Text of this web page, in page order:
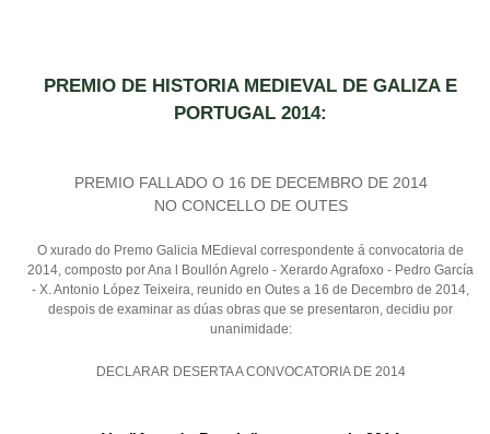
PREMIO DE HISTORIA MEDIEVAL DE GALIZA E
PORTUGAL 2014:
PREMIO FALLADO O 16 DE DECEMBRO DE 2014
NO CONCELLO DE OUTES
O xurado do Premo Galicia MEdieval correspondente á convocatoria de
2014, composto por Ana l Boullón Agrelo - Xerardo Agrafoxo - Pedro García
- X. Antonio López Teixeira, reunido en Outes a 16 de Decembro de 2014,
despois de examinar as dúas obras que se presentaron, decidiu por
unanimidade:
DECLARAR DESERTA A CONVOCATORIA DE 2014